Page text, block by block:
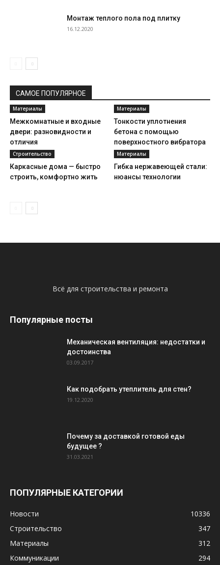
Монтаж теплого пола под плитку
16.12.2020
САМОЕ ПОПУЛЯРНОЕ
Материалы
Межкомнатные и входные
двери: разновидности и
отличия
Материалы
Тонкости уплотнения
бетона с помощью
поверхностного вибратора
Строительство
Каркасные дома — быстро
строить, комфортно жить
Материалы
Гибка нержавеющей стали:
нюансы технологии
Всё для строительства и ремонта
Популярные посты
Механическая вентиляция: недостатки и
достоинства
03.09.2017
Как подобрать утеплитель для стен?
19.12.2020
Почему за доставкой готовой еды
будущее ?
31.03.2021
ПОПУЛЯРНЫЕ КАТЕГОРИИ
Новости
10336
Строительство
347
Материалы
312
Коммуникации
294